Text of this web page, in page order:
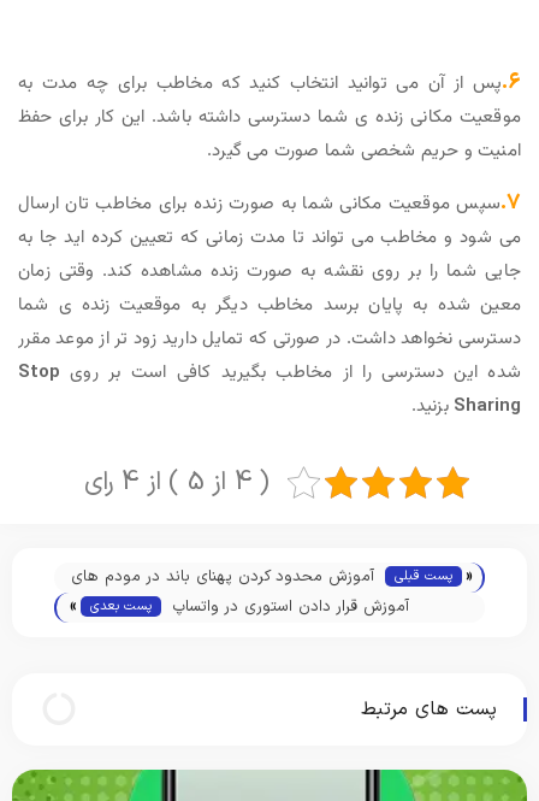
۶. پس از آن می توانید انتخاب کنید که مخاطب برای چه مدت به
موقعیت مکانی زنده ی شما دسترسی داشته باشد. این کار برای حفظ
امنیت و حریم شخصی شما صورت می گیرد.
۷. سپس موقعیت مکانی شما به صورت زنده برای مخاطب تان ارسال
می شود و مخاطب می تواند تا مدت زمانی که تعیین کرده اید جا به
جایی شما را بر روی نقشه به صورت زنده مشاهده کند. وقتی زمان
معین شده به پایان برسد مخاطب دیگر به موقعیت زنده ی شما
دسترسی نخواهد داشت. در صورتی که تمایل دارید زود تر از موعد مقرر
شده این دسترسی را از مخاطب بگیرید کافی است بر روی Stop
Sharing بزنید.
( 4 از 5 ) از 4 رای
« پست قبلی
آموزش محدود کردن پهنای باند در مودم های
مختلف
آموزش قرار دادن استوری در واتساپ پست بعدی »
پست های مرتبط